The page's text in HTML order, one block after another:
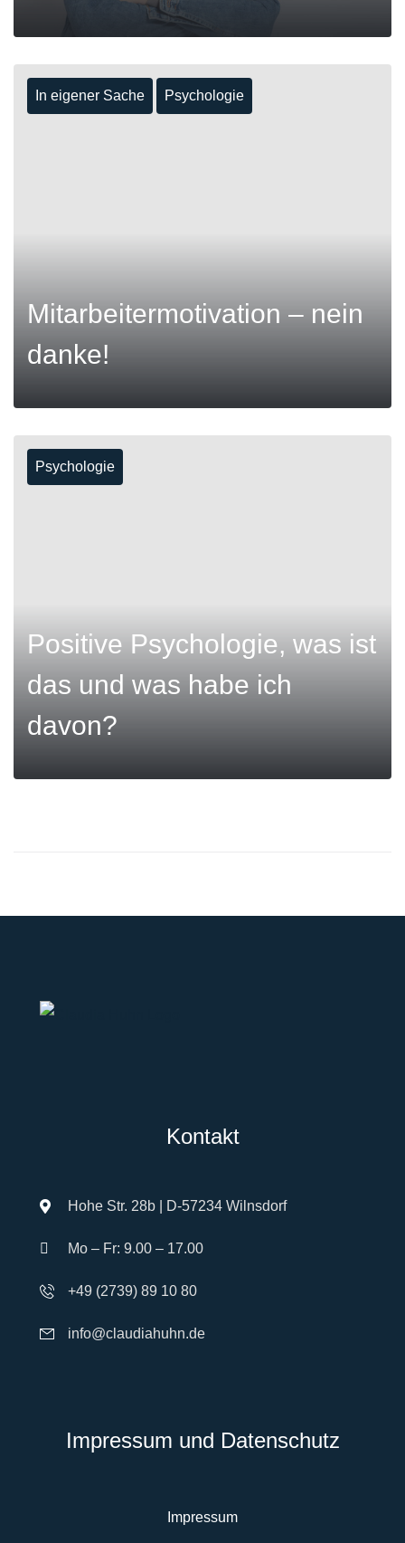
In eigener Sache Psychologie
Mitarbeitermotivation – nein
danke!
Psychologie
Positive Psychologie, was ist
das und was habe ich
davon?
Kontakt
Hohe Str. 28b | D-57234 Wilnsdorf
Mo – Fr: 9.00 – 17.00
+49 (2739) 89 10 80
info@claudiahuhn.de
Impressum und Datenschutz
Impressum